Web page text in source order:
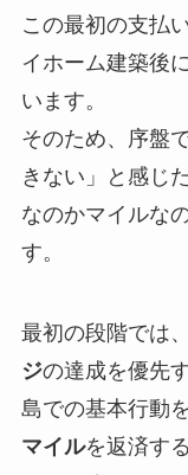
この最初の支払
イホーム建築後
います。
そのため、序盤
きない」と感じ
なのかマイルな
す。
最初の段階では
ジの達成を優先
島での基本行動
マイルを返済す